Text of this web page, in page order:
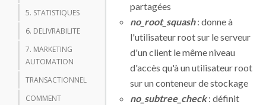
5. STATISTIQUES
6. DELIVRABILITE
7. MARKETING
AUTOMATION
TRANSACTIONNEL
COMMENT
partagées
no_root_squash: donne à
l'utilisateur root sur le serveur
d'un client le même niveau
d'accès qu'à un utilisateur root
sur un conteneur de stockage
no_subtree_check: définit